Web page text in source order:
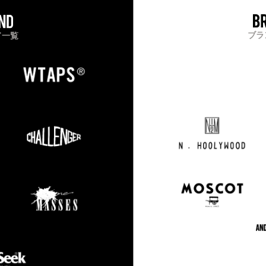
覧 ブ